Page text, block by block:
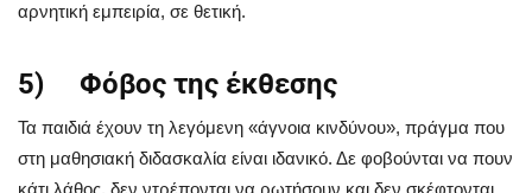
αρνητική εμπειρία, σε θετική.
5) Φόβος της έκθεσης
Τα παιδιά έχουν τη λεγόμενη «άγνοια κινδύνου», πράγμα που
στη μαθησιακή διδασκαλία είναι ιδανικό. Δε φοβούνται να πουν
κάτι λάθος, δεν ντρέπονται να ρωτήσουν και δεν σκέφτονται